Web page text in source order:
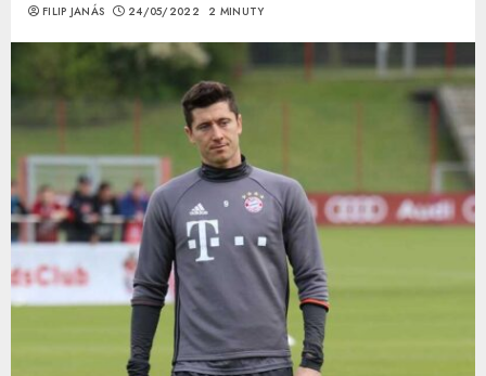
FILIP JANÁS 24/05/2022 2 MINUTY